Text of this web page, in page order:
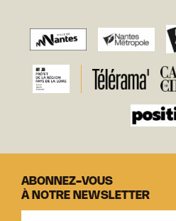
ABONNEZ-VOUS
À NOTRE NEWSLETTER